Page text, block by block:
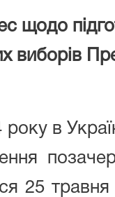
щодо
виборів
в
25